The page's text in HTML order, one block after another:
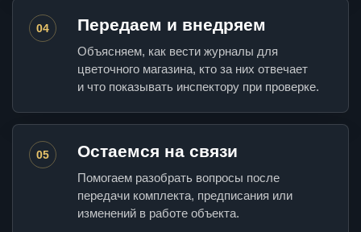
04 Передаем и внедряем
Объясняем, как вести журналы для
цветочного магазина, кто за них отвечает
и что показывать инспектору при проверке.
05 Остаемся на связи
Помогаем разобрать вопросы после
передачи комплекта, предписания или
изменений в работе объекта.